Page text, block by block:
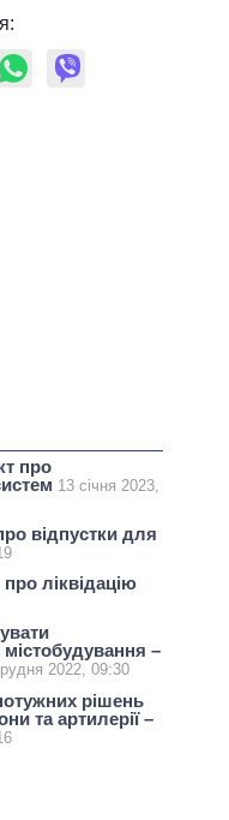
про
13 січня 2023,
відпустки для
ліквідацію
–
2022, 09:30
рішень
та артилерії –